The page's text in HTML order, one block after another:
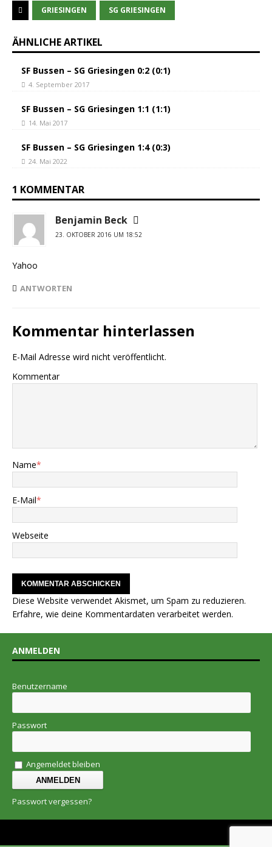
GRIESINGEN SG GRIESINGEN
ÄHNLICHE ARTIKEL
SF Bussen – SG Griesingen 0:2 (0:1)
4. September 2017
SF Bussen – SG Griesingen 1:1 (1:1)
14. Mai 2017
SF Bussen – SG Griesingen 1:4 (0:3)
24. Mai 2022
1 KOMMENTAR
Benjamin Beck
23. OKTOBER 2016 UM 18:52
Yahoo
ANTWORTEN
Kommentar hinterlassen
E-Mail Adresse wird nicht veröffentlicht.
Kommentar
Name*
E-Mail*
Webseite
Diese Website verwendet Akismet, um Spam zu reduzieren.
Erfahre, wie deine Kommentardaten verarbeitet werden.
ANMELDEN
Benutzername
Passwort
Angemeldet bleiben
Passwort vergessen?